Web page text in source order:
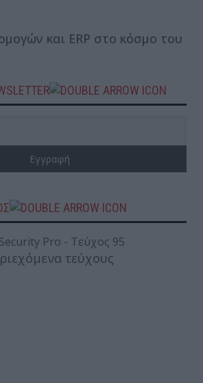
και ERP στο κόσμο του
τεύχους